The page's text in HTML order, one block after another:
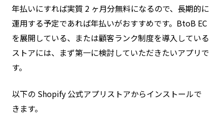
年払いにすれば実質 2 ヶ月分無料になるので、長期的に
運用する予定であれば年払いがおすすめです。BtoB EC
を展開している、または顧客ランク制度を導入している
ストアには、まず第一に検討していただきたいアプリで
す。
以下の Shopify 公式アプリストアからインストールで
きます。